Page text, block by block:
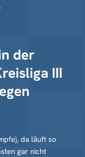
der
III
da läuft so
gar nicht